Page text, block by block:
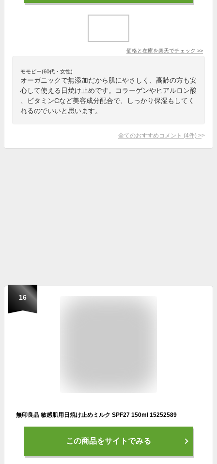
価格と在庫を楽天でチェック >>
モモピー(60代・女性)
オーガニックで無添加だから肌にやさしく、高齢の方も安
心して使える日焼け止めです。コラーゲンやヒアルロン酸
、ビタミンCなど美容成分配合で、しっかり保湿もしてく
れるのでいいと思います。
全てのおすすめコメント (4件) >
16
無印良品 敏感肌用日焼け止めミルク SPF27 150ml 15252589
この商品をサイトでみる